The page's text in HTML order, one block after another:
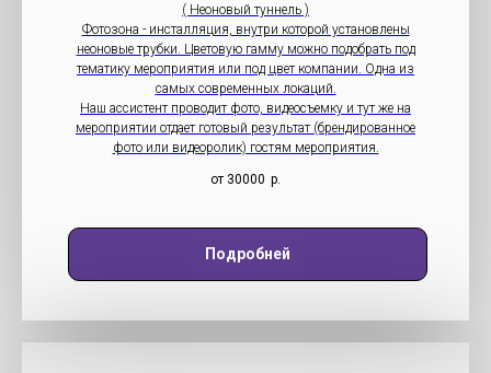
( Неоновый туннель )
Фотозона - инсталляция, внутри которой установлены
неоновые трубки. Цветовую гамму можно подобрать под
тематику мероприятия или под цвет компании. Одна из
самых современных локаций.
Наш ассистент проводит фото, видеосъемку и тут же на
мероприятии отдает готовый результат (брендированное
фото или видеоролик) гостям мероприятия.
от 30000 р.
Подробней